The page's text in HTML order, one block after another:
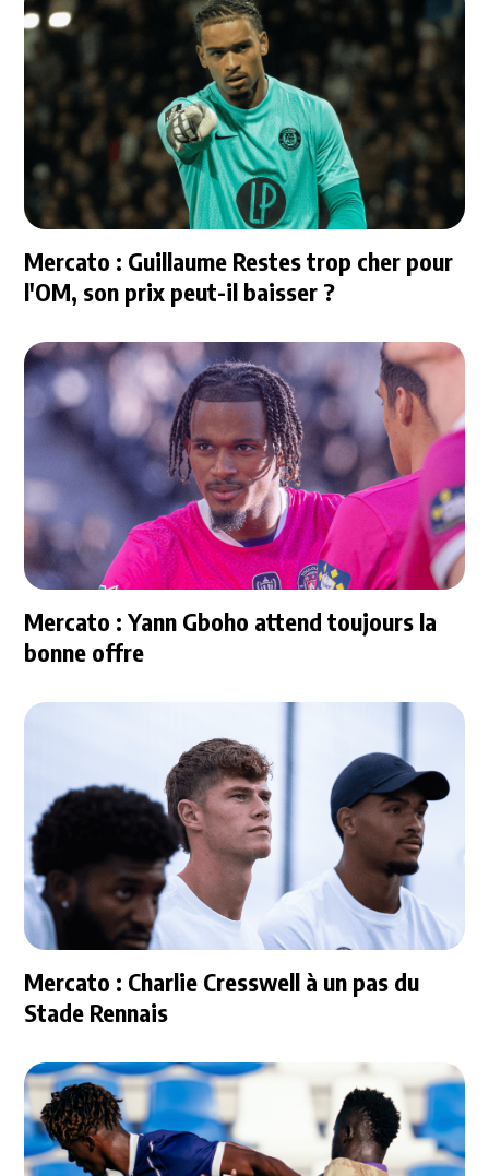
Mercato : Guillaume Restes trop cher pour
l'OM, son prix peut-il baisser ?
Mercato : Yann Gboho attend toujours la
bonne offre
Mercato : Charlie Cresswell à un pas du
Stade Rennais